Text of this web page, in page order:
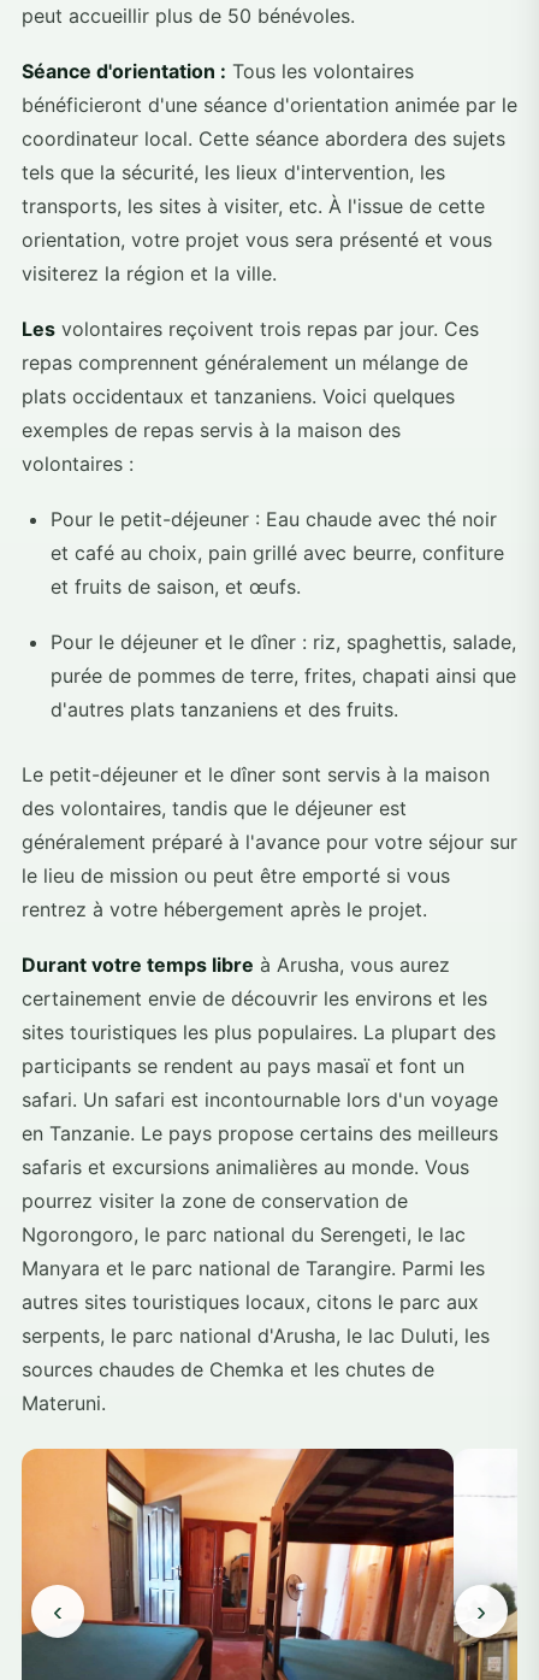
peut accueillir plus de 50 bénévoles.
Séance d'orientation : Tous les volontaires
bénéficieront d'une séance d'orientation animée par le
coordinateur local. Cette séance abordera des sujets
tels que la sécurité, les lieux d'intervention, les
transports, les sites à visiter, etc. À l'issue de cette
orientation, votre projet vous sera présenté et vous
visiterez la région et la ville.
Les volontaires reçoivent trois repas par jour. Ces
repas comprennent généralement un mélange de
plats occidentaux et tanzaniens. Voici quelques
exemples de repas servis à la maison des
volontaires :
Pour le petit-déjeuner : Eau chaude avec thé noir
et café au choix, pain grillé avec beurre, confiture
et fruits de saison, et œufs.
Pour le déjeuner et le dîner : riz, spaghettis, salade,
purée de pommes de terre, frites, chapati ainsi que
d'autres plats tanzaniens et des fruits.
Le petit-déjeuner et le dîner sont servis à la maison
des volontaires, tandis que le déjeuner est
généralement préparé à l'avance pour votre séjour sur
le lieu de mission ou peut être emporté si vous
rentrez à votre hébergement après le projet.
Durant votre temps libre à Arusha, vous aurez
certainement envie de découvrir les environs et les
sites touristiques les plus populaires. La plupart des
participants se rendent au pays masaï et font un
safari. Un safari est incontournable lors d'un voyage
en Tanzanie. Le pays propose certains des meilleurs
safaris et excursions animalières au monde. Vous
pourrez visiter la zone de conservation de
Ngorongoro, le parc national du Serengeti, le lac
Manyara et le parc national de Tarangire. Parmi les
autres sites touristiques locaux, citons le parc aux
serpents, le parc national d'Arusha, le lac Duluti, les
sources chaudes de Chemka et les chutes de
Materuni.
‹ ›